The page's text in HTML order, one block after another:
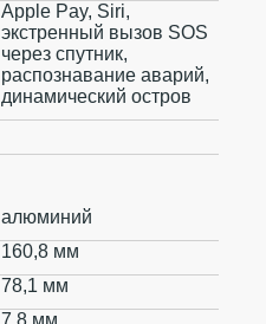
Apple Pay, Siri,
экстренный вызов SOS
через спутник,
распознавание аварий,
динамический остров
алюминий
160,8 мм
78,1 мм
7,8 мм